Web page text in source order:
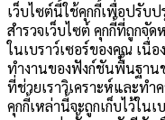
เว็บไซต์นี้ใช้คุกกี้เพื่อปรับ
สำรวจเว็บไซต์ คุกกี้ที่ถูกจั
ในเบราว์เซอร์ของคุณ เนื่
ทำงานของฟังก์ชันพื้นฐาน
ที่ช่วยเราวิเคราะห์และทำ
คุกกี้เหล่านี้จะถูกเก็บไว้ใน